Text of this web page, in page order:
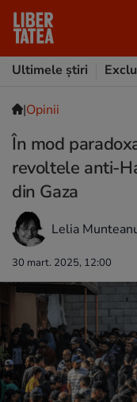
Ultimele știri
|Opinii
În mod
revoltele anti-
din Gaza
Lelia
30 mart. 2025, 12:00